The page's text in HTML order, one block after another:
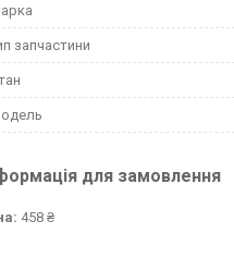
запчастини
для замовлення
458 ₴